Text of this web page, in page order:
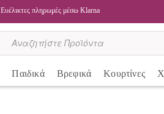
Ευέλικτες πληρωμές μέσω Klarna
Παιδικά Βρεφικά Κουρτίνες